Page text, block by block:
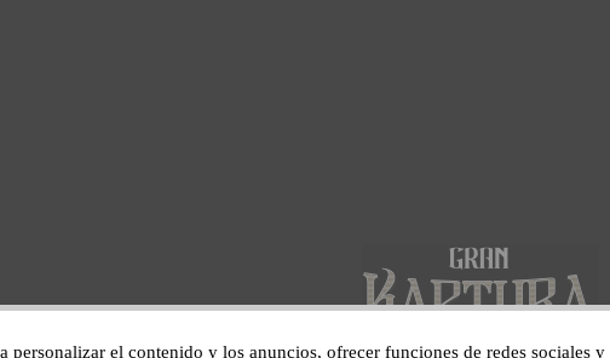
personalizar el contenido y los anuncios, ofrecer funciones de redes